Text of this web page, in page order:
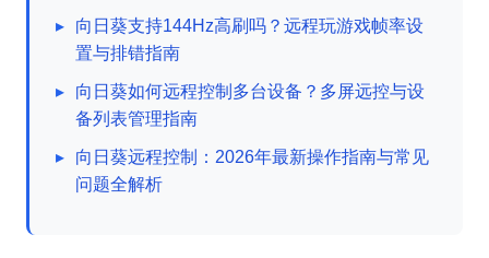
▸
向日葵支持144Hz高刷吗？远程玩游戏帧率设
置与排错指南
▸
向日葵如何远程控制多台设备？多屏远控与设
备列表管理指南
▸
向日葵远程控制：2026年最新操作指南与常见
问题全解析